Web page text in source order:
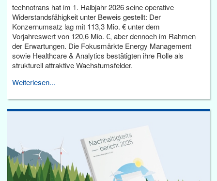
technotrans hat im 1. Halbjahr 2026 seine operative
Widerstandsfähigkeit unter Beweis gestellt: Der
Konzernumsatz lag mit 113,3 Mio. € unter dem
Vorjahreswert von 120,6 Mio. €, aber dennoch im Rahmen
der Erwartungen. Die Fokusmärkte Energy Management
sowie Healthcare & Analytics bestätigten ihre Rolle als
strukturell attraktive Wachstumsfelder.
Weiterlesen...